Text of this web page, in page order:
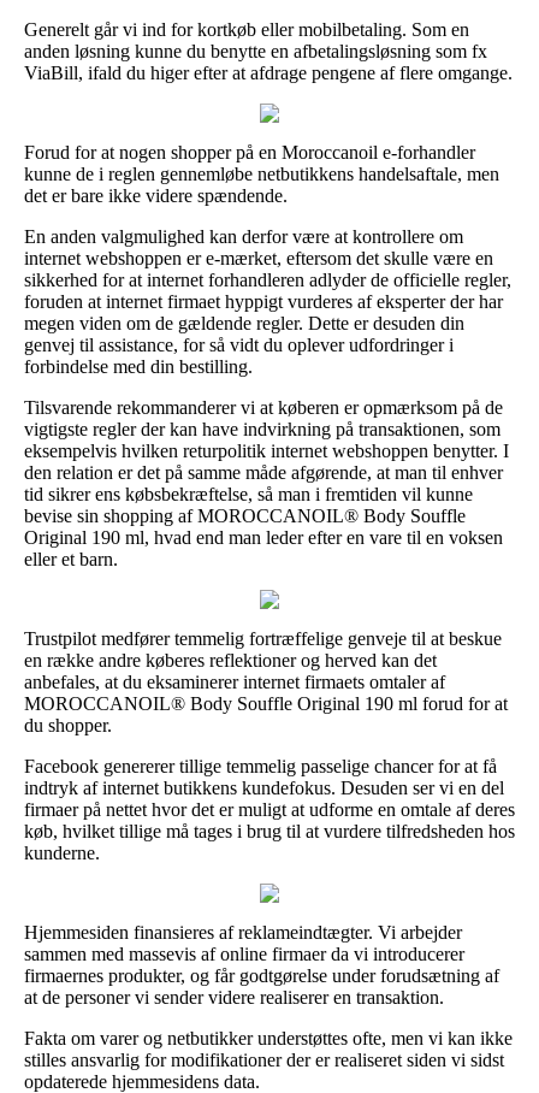
Generelt går vi ind for kortkøb eller mobilbetaling. Som en
anden løsning kunne du benytte en afbetalingsløsning som fx
ViaBill, ifald du higer efter at afdrage pengene af flere omgange.
Forud for at nogen shopper på en Moroccanoil e-forhandler
kunne de i reglen gennemløbe netbutikkens handelsaftale, men
det er bare ikke videre spændende.
En anden valgmulighed kan derfor være at kontrollere om
internet webshoppen er e-mærket, eftersom det skulle være en
sikkerhed for at internet forhandleren adlyder de officielle regler,
foruden at internet firmaet hyppigt vurderes af eksperter der har
megen viden om de gældende regler. Dette er desuden din
genvej til assistance, for så vidt du oplever udfordringer i
forbindelse med din bestilling.
Tilsvarende rekommanderer vi at køberen er opmærksom på de
vigtigste regler der kan have indvirkning på transaktionen, som
eksempelvis hvilken returpolitik internet webshoppen benytter. I
den relation er det på samme måde afgørende, at man til enhver
tid sikrer ens købsbekræftelse, så man i fremtiden vil kunne
bevise sin shopping af MOROCCANOIL® Body Souffle
Original 190 ml, hvad end man leder efter en vare til en voksen
eller et barn.
Trustpilot medfører temmelig fortræffelige genveje til at beskue
en række andre køberes reflektioner og herved kan det
anbefales, at du eksaminerer internet firmaets omtaler af
MOROCCANOIL® Body Souffle Original 190 ml forud for at
du shopper.
Facebook genererer tillige temmelig passelige chancer for at få
indtryk af internet butikkens kundefokus. Desuden ser vi en del
firmaer på nettet hvor det er muligt at udforme en omtale af deres
køb, hvilket tillige må tages i brug til at vurdere tilfredsheden hos
kunderne.
Hjemmesiden finansieres af reklameindtægter. Vi arbejder
sammen med massevis af online firmaer da vi introducerer
firmaernes produkter, og får godtgørelse under forudsætning af
at de personer vi sender videre realiserer en transaktion.
Fakta om varer og netbutikker understøttes ofte, men vi kan ikke
stilles ansvarlig for modifikationer der er realiseret siden vi sidst
opdaterede hjemmesidens data.